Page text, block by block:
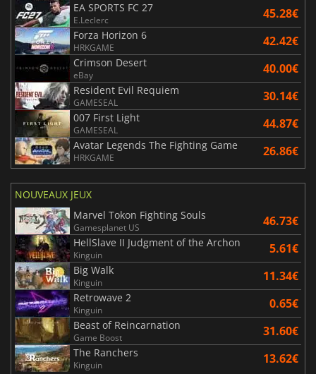
EA SPORTS FC 27
E.Leclerc 45.28€
Forza Horizon 6
HRKGAME 42.42€
Crimson Desert
eBay 40.00€
Resident Evil Requiem
GAMESEAL 30.14€
007 First Light
GAMESEAL 44.87€
Avatar Legends The Fighting Game
HRKGAME 26.86€
NOUVEAUX JEUX
Marvel Tokon Fighting Souls
Gamesplanet US 46.73€
HellSlave II Judgment of the Archon
Kinguin 5.61€
Big Walk
Kinguin 11.34€
Retrowave 2
Kinguin 0.65€
Beast of Reincarnation
Game Boost 31.60€
The Ranchers
Kinguin 13.62€